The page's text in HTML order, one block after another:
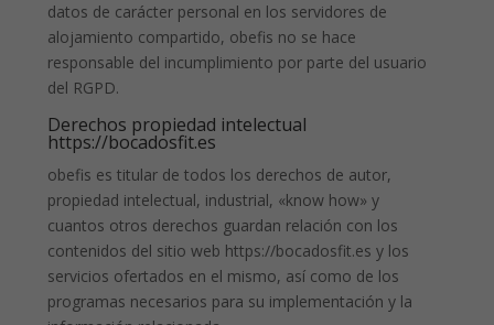
datos de carácter personal en los servidores de
alojamiento compartido, obefis no se hace
responsable del incumplimiento por parte del usuario
del RGPD.
Derechos propiedad intelectual
https://bocadosfit.es
obefis es titular de todos los derechos de autor,
propiedad intelectual, industrial, «know how» y
cuantos otros derechos guardan relación con los
contenidos del sitio web https://bocadosfit.es y los
servicios ofertados en el mismo, así como de los
programas necesarios para su implementación y la